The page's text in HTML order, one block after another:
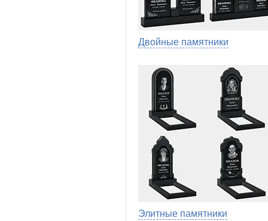
Двойные памятники
Элитные памятники